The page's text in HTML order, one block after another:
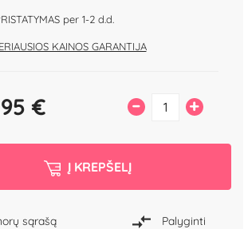
per 1-2 d.d.
KAINOS GARANTIJA
€ – +
Į KREPŠELĮ
sąrašą Palyginti